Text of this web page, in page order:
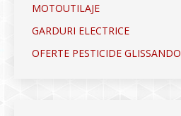
MOTOUTILAJE
GARDURI ELECTRICE
OFERTE PESTICIDE GLISSANDO